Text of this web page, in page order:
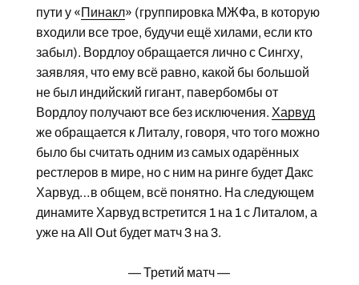
пути у «Пинакл» (группировка МЖФа, в которую
входили все трое, будучи ещё хилами, если кто
забыл). Вордлоу обращается лично с Сингху,
заявляя, что ему всё равно, какой бы большой
не был индийский гигант, павербомбы от
Вордлоу получают все без исключения. Харвуд
же обращается к Литалу, говоря, что того можно
было бы считать одним из самых одарённых
рестлеров в мире, но с ним на ринге будет Дакс
Харвуд…в общем, всё понятно. На следующем
динамите Харвуд встретится 1 на 1 с Литалом, а
уже на All Out будет матч 3 на 3.
— Третий матч —